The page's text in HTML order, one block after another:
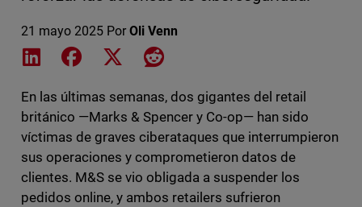
21 mayo 2025 Por Oli Venn
Share on LinkedIn
Share on Facebook
Share on XShare on Reddit
En las últimas semanas, dos gigantes del retail
británico —Marks & Spencer y Co-op— han sido
víctimas de graves ciberataques que interrumpieron
sus operaciones y comprometieron datos de
clientes. M&S se vio obligada a suspender los
pedidos online, y ambos retailers sufrieron